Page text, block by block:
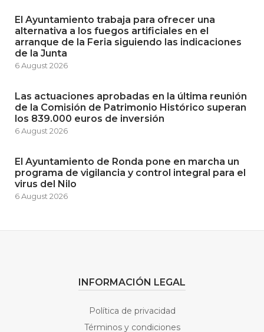
El Ayuntamiento trabaja para ofrecer una
alternativa a los fuegos artificiales en el
arranque de la Feria siguiendo las indicaciones
de la Junta
6 August 2026
Las actuaciones aprobadas en la última reunión
de la Comisión de Patrimonio Histórico superan
los 839.000 euros de inversión
6 August 2026
El Ayuntamiento de Ronda pone en marcha un
programa de vigilancia y control integral para el
virus del Nilo
6 August 2026
INFORMACIÓN LEGAL
Política de privacidad
Términos y condiciones